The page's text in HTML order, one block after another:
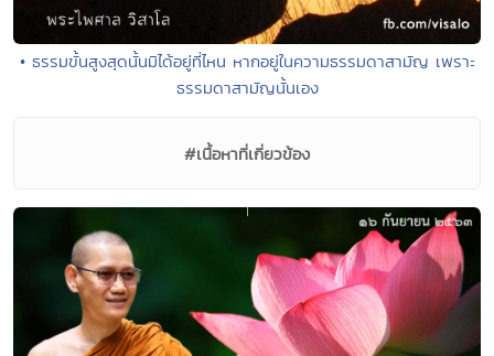
• ธรรมขั้นสูงสุดนั้นมิได้อยู่ที่ไหน หากอยู่ในความธรรมดาสามัญ เพราะ
ธรรมดาสามัญนั้นเอง
#เนื้อหาที่เกี่ยวข้อง